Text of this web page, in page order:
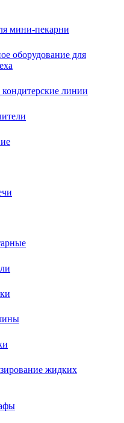
мини-пекарни
оборудование для
линии
жидких